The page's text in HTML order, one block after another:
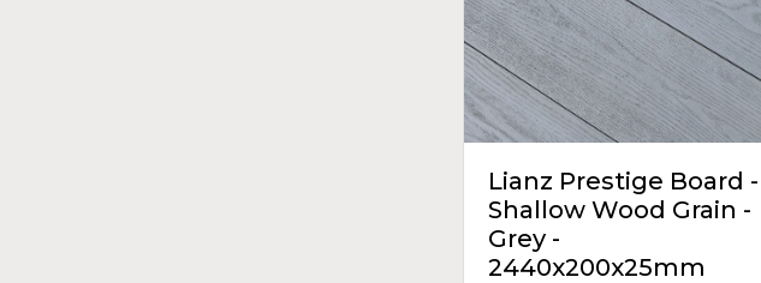
Lianz Prestige Board -
Shallow Wood Grain -
Grey -
2440x200x25mm